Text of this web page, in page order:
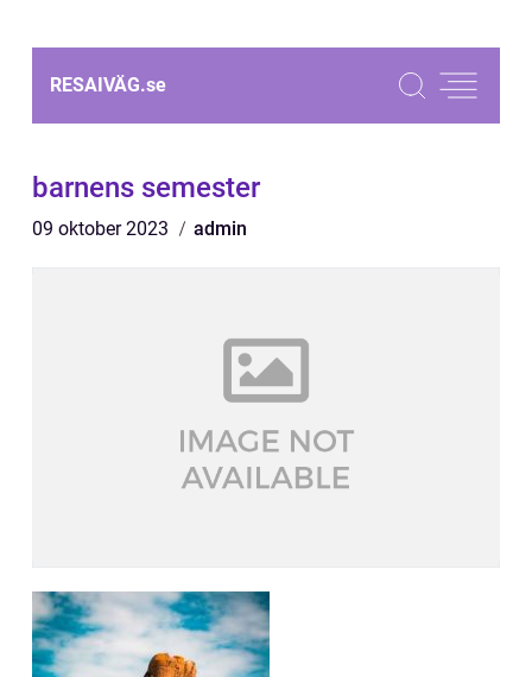
RESAIVÄG.se
barnens semester
09 oktober 2023 admin